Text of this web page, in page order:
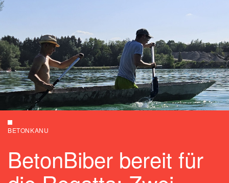
BETONKANU
BetonBiber bereit für